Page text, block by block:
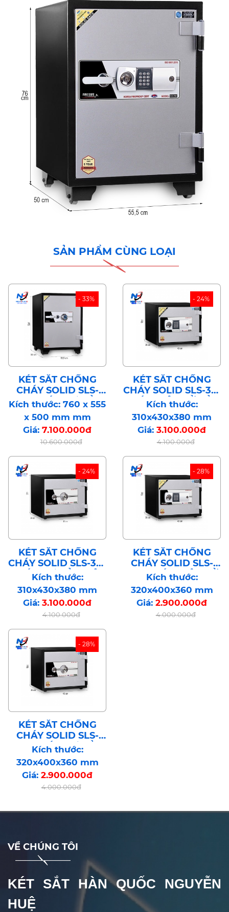
SẢN PHẨM CÙNG LOẠI
- 33%
KÉT SẮT CHỐNG
CHÁY SOLID SLS-
76C KHÓA CƠ BẢO
MẬT CÔNG NGHỆ
HÀN QUỐC
Kích thước: 760 x 555
x 500 mm mm
Giá: 7.100.000đ
10.600.000đ
- 24%
KÉT SẮT CHỐNG
CHÁY SOLID SLS-31E
KHÓA ĐIỆN TỬ BẢO
MẬT CÔNG NGHỆ
HÀN QUỐC
Kích thước:
310x430x380 mm
Giá: 3.100.000đ
4.100.000đ
- 24%
KÉT SẮT CHỐNG
CHÁY SOLID SLS-31C
KHÓA CƠ BẢO MẬT
CÔNG NGHỆ HÀN
QUỐC
Kích thước:
310x430x380 mm
Giá: 3.100.000đ
4.100.000đ
- 28%
KÉT SẮT CHỐNG
CHÁY SOLID SLS-
30E KHÓA ĐIỆN TỬ
BẢO MẬT CÔNG
NGHỆ HÀN QUỐC
Kích thước:
320x400x360 mm
Giá: 2.900.000đ
4.000.000đ
- 28%
KÉT SẮT CHỐNG
CHÁY SOLID SLS-
30C KHÓA CƠ BẢO
MẬT CÔNG NGHỆ
HÀN QUỐC
Kích thước:
320x400x360 mm
Giá: 2.900.000đ
4.000.000đ
VỀ CHÚNG TÔI
KÉT SẮT HÀN QUỐC NGUYỄN
HUỆ